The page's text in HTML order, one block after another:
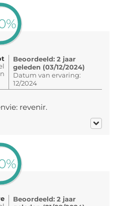
Beoordeeld: 2 jaar
geleden (03/12/2024)
Datum van ervaring:
12/2024
revenir.
Beoordeeld: 2 jaar